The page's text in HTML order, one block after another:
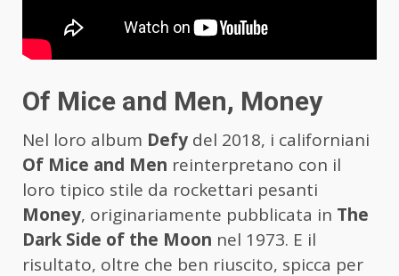
Of Mice and Men, Money
Nel loro album Defy del 2018, i californiani
Of Mice and Men reinterpretano con il
loro tipico stile da rockettari pesanti
Money, originariamente pubblicata in The
Dark Side of the Moon nel 1973. E il
risultato, oltre che ben riuscito, spicca per